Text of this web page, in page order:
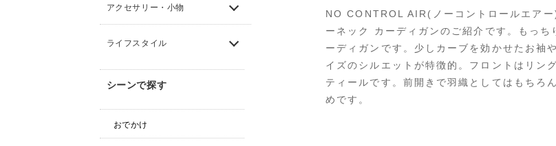
アクセサリー・小物
ライフスタイル
シーンで探す
おでかけ
NO CONTROL AIR(ノーコントロールエア
ーネック カーディガンのご紹介です。もっ
ーディガンです。少しカーブを効かせたお袖
イズのシルエットが特徴的。フロントはリン
ティールです。前開きで羽織としてはもちろ
めです。